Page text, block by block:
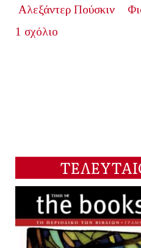
Αλεξάντερ Πούσκιν
1 σχόλιο